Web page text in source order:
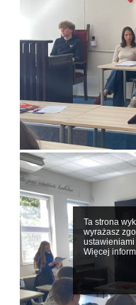
Ta strona
wyrażasz
Więcej